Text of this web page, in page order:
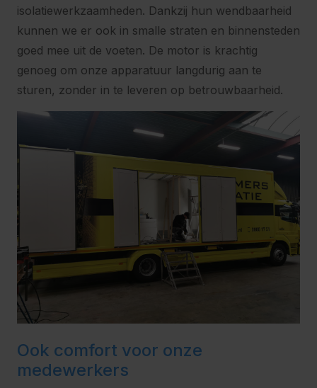
isolatiewerkzaamheden. Dankzij hun wendbaarheid
kunnen we er ook in smalle straten en binnensteden
goed mee uit de voeten. De motor is krachtig
genoeg om onze apparatuur langdurig aan te
sturen, zonder in te leveren op betrouwbaarheid.
Ook comfort voor onze
medewerkers